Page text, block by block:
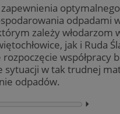
odpadami
zależy włodarzom
jak i Ruda
rozpoczęcie współpracy
sytuacji w tak trudnej
odpadów.
⏵︎